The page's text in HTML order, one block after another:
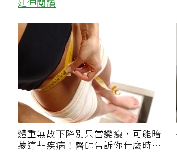
延伸閱讀
體重無故下降別只當變瘦，可能暗